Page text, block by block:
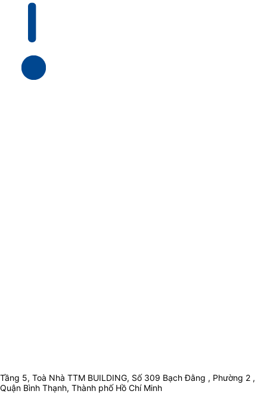
Tầng 5, Toà Nhà TTM BUILDING, Số 309 Bạch Đằng , Phường 2 ,
Quận Bình Thạnh, Thành phố Hồ Chí Minh